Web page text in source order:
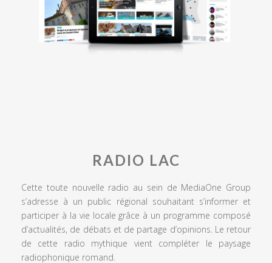
RADIO LAC
Cette toute nouvelle radio au sein de MediaOne Group
s’adresse à un public régional souhaitant s’informer et
participer à la vie locale grâce à un programme composé
d’actualités, de débats et de partage d’opinions. Le retour
de cette radio mythique vient compléter le paysage
radiophonique romand.